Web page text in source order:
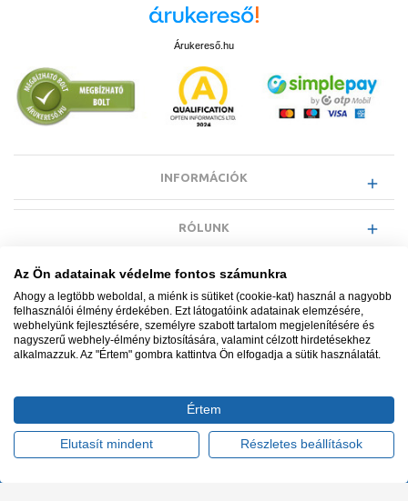
Árukereső.hu
INFORMÁCIÓK
RÓLUNK
EGYÉB INFORMÁCIÓK
VÁSÁRLÓI INFORMÁCIÓK
Minden jog fenntartva. © Adatkezelés nyilvántartási száma NAIH-
Ügyfélszolgálat: +36 1 700 3500
Az Ön adatainak védelme fontos számunkra
Ahogy a legtöbb weboldal, a miénk is sütiket (cookie-kat) használ a nagyobb
felhasználói élmény érdekében. Ezt látogatóink adatainak elemzésére,
webhelyünk fejlesztésére, személyre szabott tartalom megjelenítésére és
nagyszerű webhely-élmény biztosítására, valamint célzott hirdetésekhez
alkalmazzuk. Az "Értem" gombra kattintva Ön elfogadja a sütik használatát.
Értem
Elutasít mindent Részletes beállítások